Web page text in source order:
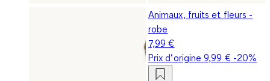
Animaux, fruits et fleurs -
robe
7,99 €
Prix d‘origine9,99 €-20%